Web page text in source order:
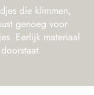
die klimmen,
genoeg voor
Eerlijk materiaal